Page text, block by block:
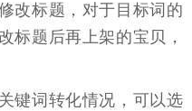
改标题，对于目标词的
标题后再上架的宝贝，
键词转化情况，可以选